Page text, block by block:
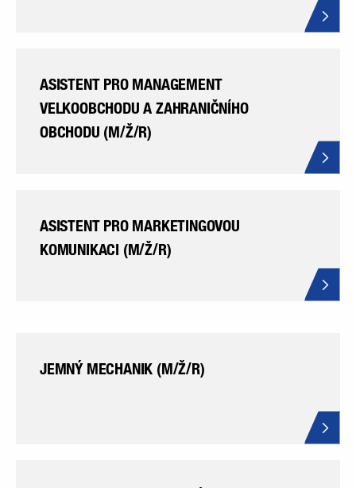
ASISTENT PRO MANAGEMENT
VELKOOBCHODU A ZAHRANIČNÍHO
OBCHODU (M/Ž/R)
ASISTENT PRO MARKETINGOVOU
KOMUNIKACI (M/Ž/R)
JEMNÝ MECHANIK (M/Ž/R)